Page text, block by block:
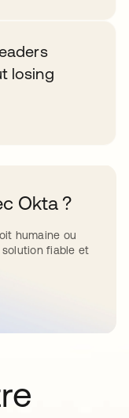
losing
Okta ?
humaine ou
solution fiable et
onglet